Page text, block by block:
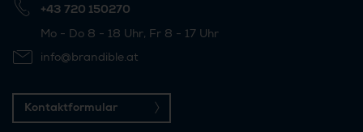
+43 720 150270
Mo - Do 8 - 18 Uhr, Fr 8 - 17 Uhr
info@brandible.at
Kontaktformular